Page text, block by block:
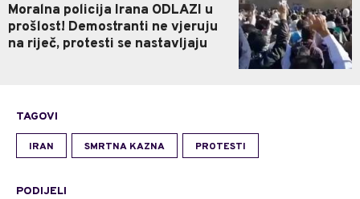
Moralna policija Irana ODLAZI u
prošlost! Demostranti ne vjeruju
na riječ, protesti se nastavljaju
TAGOVI
IRAN SMRTNA KAZNA PROTESTI
PODIJELI